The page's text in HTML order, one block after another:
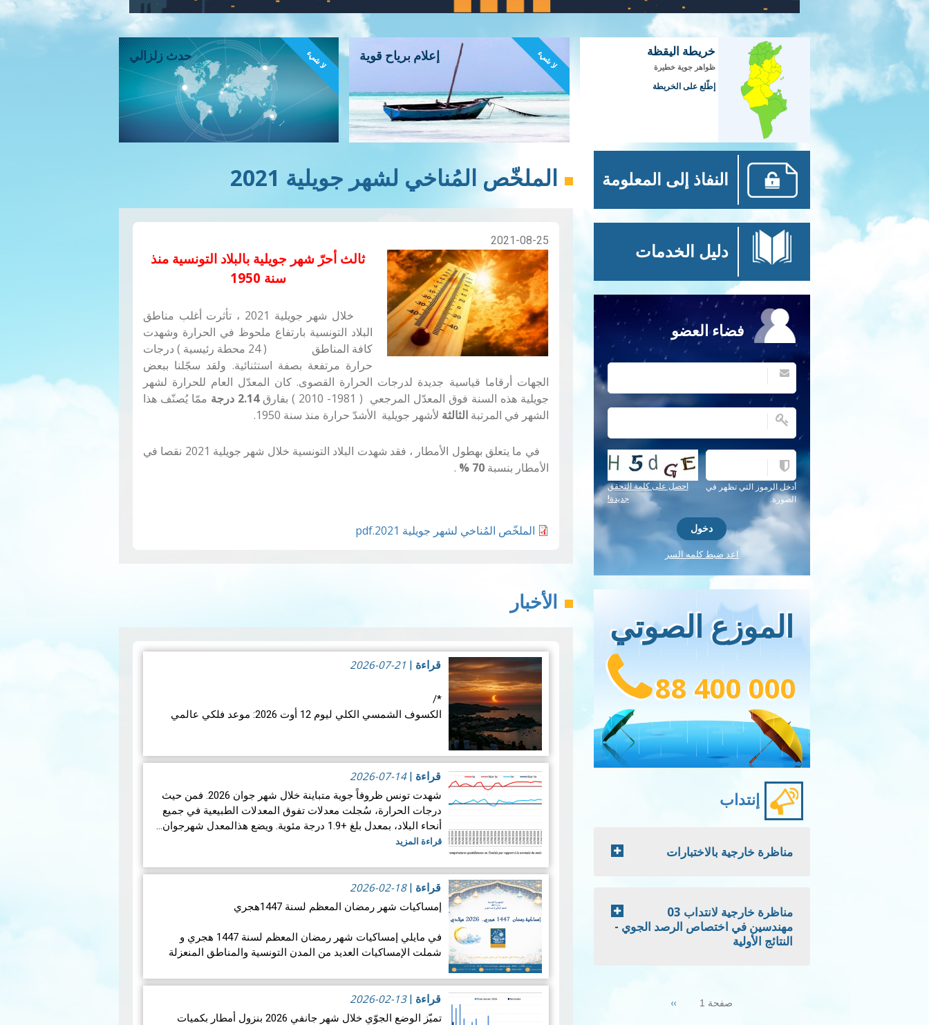
خريطة اليقظة
ظواهر جوية خطيرة
إطّلع على الخريطة
إعلام برياح قوية لا شيء حدث زلزالي لا شيء
الملخّص المُناخي لشهر جويلية 2021
2021-08-25
ثالث أحرّ شهر جويلية بالبلاد التونسية منذ
سنة 1950
خلال شهر جويلية 2021 ، تأثرت أغلب مناطق
البلاد التونسية بارتفاع ملحوظ في الحرارة وشهدت
كافة المناطق
( 24
محطة رئيسية ) درجات
حرارة مرتفعة بصفة استثنائية. ولقد سجّلنا ببعض
الجهات أرقاما قياسية جديدة لدرجات الحرارة القصوى. كان المعدّل العام للحرارة لشهر
جويلية هذه السنة فوق المعدّل المرجعي ( 1981- 2010 ) بفارق
2.14 درجة ممّا يُصنّف هذا
الشهر في المرتبةالثالثة لأشهر جويلية الأشدّ حرارة منذ سنة 1950.
في ما يتعلق بهطول الأمطار ، فقد شهدت البلاد التونسية خلال شهر جويلية 2021 نقصا في
الأمطار بنسبة70
%
.
الملخّص المُناخي لشهر جويلية 2021.pdf
الأخبار
قراءة |
2026-07-21
*/
الكسوف الشمسي الكلي ليوم 12 أوت 2026: موعد فلكي عالمي
الفلكية: كسوفا كلي للشمس. يُعتبر هذا الكسوف الأول من نوعه ال…
قراءة المزيد
قراءة |
2026-07-14
شهدت تونس ظروفاً جوية متباينة خلال شهر جوان 2026. فمن حيث
درجات الحرارة، سُجلت معدلات تفوق المعدلات الطبيعية في جميع
أنحاء البلاد، بمعدل بلغ +1.9 درجة مئوية. ويضع هذالمعدل شهرجوان…
قراءة المزيد
قراءة |
2026-02-18
إمساكيات شهر رمضان المعظم لسنة 1447هجري
في مايلي إمساكيات شهر رمضان المعظم لسنة 1447 هجري و
شملت الإمساكيات العديد من المدن التونسية والمناطق المنعزلة
قراءة |
2026-02-13
تميّز الوضع الجوّي خلال شهر جانفي 2026 بنزول أمطار بكميات
النفاذ إلى المعلومة
دليل الخدمات
فضاء العضو
أدخل الرموز التي تظهر في
الصورة.
احصل على كلمة التحقق
جديدة!
اعد ضبط كلمه السر
الموزع الصوتي
88 400 000
إنتداب
مناظرة خارجية بالاختبارات
مناظرة خارجية لانتداب 03
مهندسين في اختصاص الرصد الجوي -
النتائج الأولية
صفحة 1 Next
››